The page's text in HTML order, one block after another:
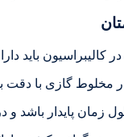
کالیبراسیون باید
گازی با دقت
زمان پایدار باشد